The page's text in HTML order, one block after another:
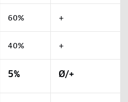
60% +
40% +
5% Ø/+